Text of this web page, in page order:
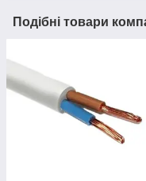
Подібні товари